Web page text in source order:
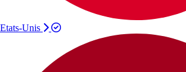
Etats-Unis